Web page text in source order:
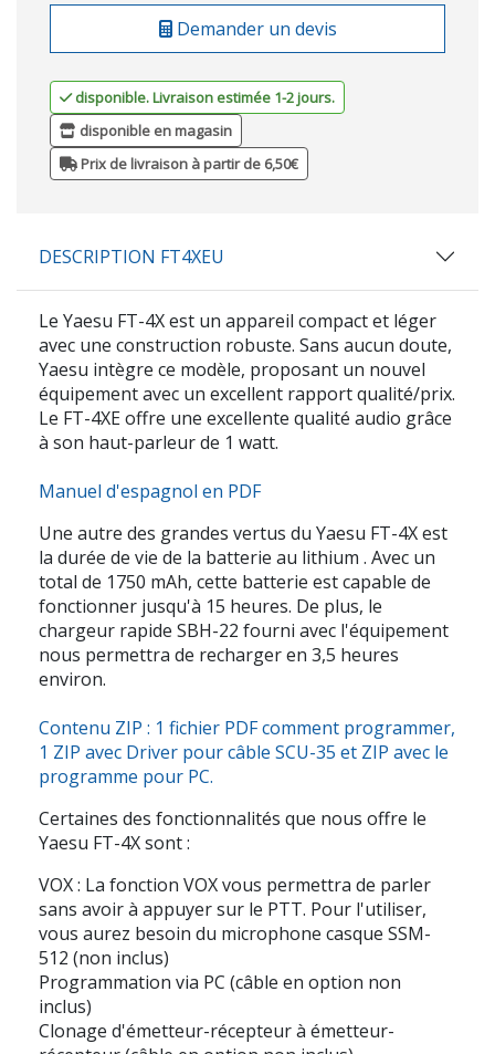
Demander un devis
disponible. Livraison estimée 1-2 jours.
disponible en magasin
Prix de livraison à partir de 6,50€
DESCRIPTION FT4XEU
Le Yaesu FT-4X est un appareil compact et léger
avec une construction robuste. Sans aucun doute,
Yaesu intègre ce modèle, proposant un nouvel
équipement avec un excellent rapport qualité/prix.
Le FT-4XE offre une excellente qualité audio grâce
à son haut-parleur de 1 watt.
Manuel d'espagnol en PDF
Une autre des grandes vertus du Yaesu FT-4Xest
la durée de vie de la batterie au lithium . Avec un
total de 1750 mAh, cette batterie est capable de
fonctionner jusqu'à 15 heures. De plus, le
chargeur rapide SBH-22 fourni avec l'équipement
nous permettra de recharger en 3,5 heures
environ.
Contenu ZIP : 1 fichier PDF comment programmer,
1 ZIP avec Driver pour câble SCU-35 et ZIP avec le
programme pour PC.
Certaines des fonctionnalités que nous offre le
Yaesu FT-4X sont :
VOX : La fonction VOX vous permettra de parler
sans avoir à appuyer sur le PTT. Pour l'utiliser,
vous aurez besoin du microphone casque SSM-
512 (non inclus)
Programmation via PC (câble en option non
inclus)
Clonage d'émetteur-récepteur à émetteur-